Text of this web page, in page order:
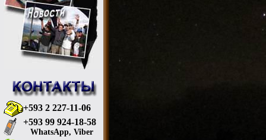
+593 2 227-11-06
+593 99 924-18-58
WhatsApp, Viber